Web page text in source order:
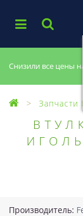
Снизили все цены
Запчасти
Производитель: